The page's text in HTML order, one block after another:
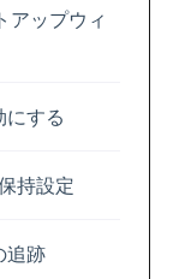
ップウィ
にする
持設定
追跡